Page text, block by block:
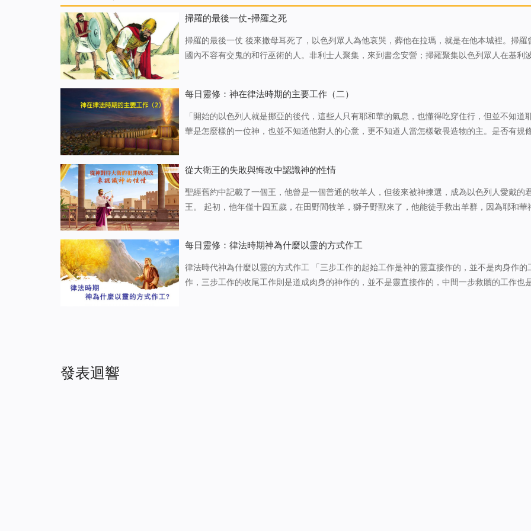
掃羅的最後一仗-掃羅之死
掃羅的最後一仗 後來撒母耳死了，以色列眾人為他哀哭，葬他在拉瑪，就是在他本城裡。掃羅
國內不容有交鬼的和行巫術的人。非利士人聚集，來到書念安營；掃羅聚集以色列眾人在基利
每日靈修：神在律法時期的主要工作（二）
「開始的以色列人就是挪亞的後代，這些人只有耶和華的氣息，也懂得吃穿住行，但並不知道
華是怎麼樣的一位神，也並不知道他對人的心意，更不知道人當怎樣敬畏造物的主。是否有規
從大衛王的失敗與悔改中認識神的性情
聖經舊約中記載了一個王，他曾是一個普通的牧羊人，但後來被神揀選，成為以色列人愛戴的
王。 起初，他年僅十四五歲，在田野間牧羊，獅子野獸來了，他能徒手救出羊群，因為耶和華神是
每日靈修：律法時期神為什麼以靈的方式作工
律法時代神為什麼以靈的方式作工 「三步工作的起始工作是神的靈直接作的，並不是肉身作的
作，三步工作的收尾工作則是道成肉身的神作的，並不是靈直接作的，中間一步救贖的工作也
發表迴響